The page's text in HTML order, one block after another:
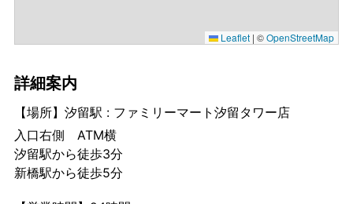
Leaflet | ©OpenStreetMap
詳細案内
【場所】汐留駅 : ファミリーマート汐留タワー店
入口右側 ATM横
汐留駅から徒歩3分
新橋駅から徒歩5分